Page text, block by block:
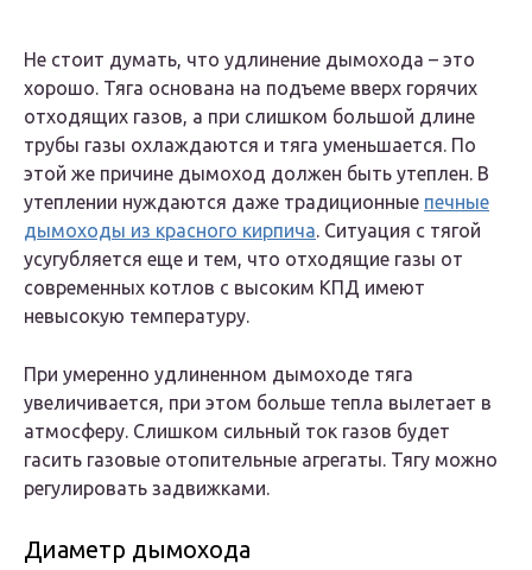
Не стоит думать, что удлинение дымохода – это
хорошо. Тяга основана на подъеме вверх горячих
отходящих газов, а при слишком большой длине
трубы газы охлаждаются и тяга уменьшается. По
этой же причине дымоход должен быть утеплен. В
утеплении нуждаются даже традиционные печные
дымоходы из красного кирпича. Ситуация с тягой
усугубляется еще и тем, что отходящие газы от
современных котлов с высоким КПД имеют
невысокую температуру.
При умеренно удлиненном дымоходе тяга
увеличивается, при этом больше тепла вылетает в
атмосферу. Слишком сильный ток газов будет
гасить газовые отопительные агрегаты. Тягу можно
регулировать задвижками.
Диаметр дымохода